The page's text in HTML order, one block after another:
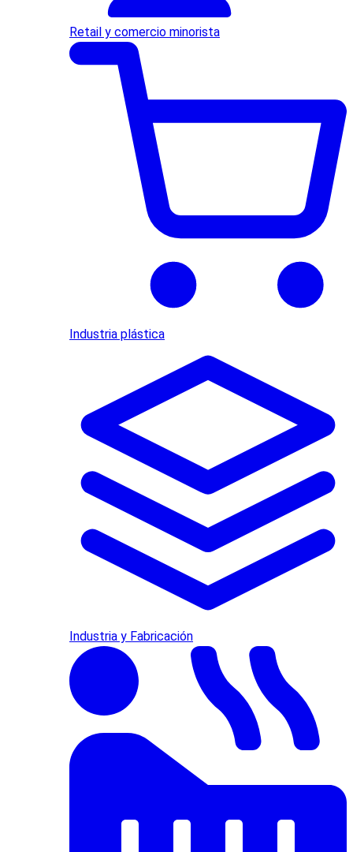
Retail y comercio minorista
Industria plástica
Industria y Fabricación